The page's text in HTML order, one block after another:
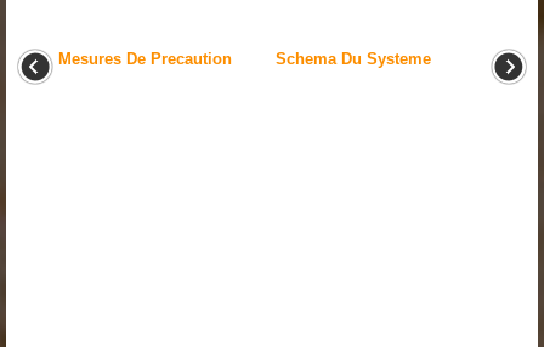
Mesures De Precaution Schema Du Systeme